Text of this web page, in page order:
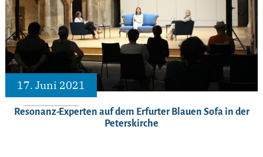
17. Juni 2021
Resonanz-Experten auf dem Erfurter Blauen Sofa in der
Peterskirche